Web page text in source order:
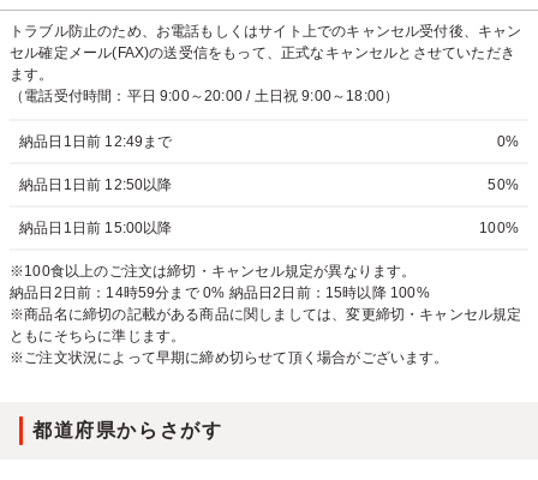
トラブル防止のため、お電話もしくはサイト上でのキャンセル受付後、キャン
セル確定メール(FAX)の送受信をもって、正式なキャンセルとさせていただき
ます。
（電話受付時間：平日 9:00～20:00 / 土日祝 9:00～18:00）
納品日1日前 12:49まで 0%
納品日1日前 12:50以降 50%
納品日1日前 15:00以降 100%
※100食以上のご注文は締切・キャンセル規定が異なります。
納品日2日前：14時59分まで 0% 納品日2日前：15時以降 100%
※商品名に締切の記載がある商品に関しましては、変更締切・キャンセル規定
ともにそちらに準じます。
※ご注文状況によって早期に締め切らせて頂く場合がございます。
都道府県からさがす